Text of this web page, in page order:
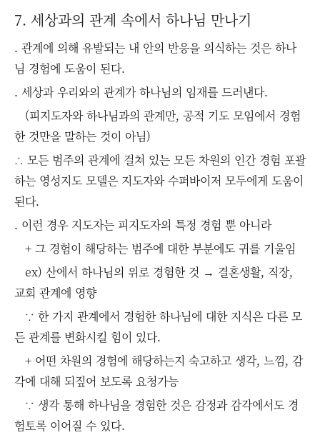
7. 세상과의 관계 속에서 하나님 만나기
. 관계에 의해 유발되는 내 안의 반응을 의식하는 것은 하나
님 경험에 도움이 된다.
. 세상과 우리와의 관계가 하나님의 임재를 드러낸다.
(피지도자와 하나님과의 관계만, 공적 기도 모임에서 경험
한 것만을 말하는 것이 아님)
∴ 모든 범주의 관계에 걸쳐 있는 모든 차원의 인간 경험 포괄
하는 영성지도 모델은 지도자와 수퍼바이저 모두에게 도움이
된다.
. 이런 경우 지도자는 피지도자의 특정 경험 뿐 아니라
+ 그 경험이 해당하는 범주에 대한 부분에도 귀를 기울임
ex) 산에서 하나님의 위로 경험한 것 → 결혼생활, 직장,
교회 관계에 영향
∵ 한 가지 관계에서 경험한 하나님에 대한 지식은 다른 모
든 관계를 변화시킬 힘이 있다.
+ 어떤 차원의 경험에 해당하는지 숙고하고 생각, 느낌, 감
각에 대해 되짚어 보도록 요청가능
∵ 생각 통해 하나님을 경험한 것은 감정과 감각에서도 경
험토록 이어질 수 있다.